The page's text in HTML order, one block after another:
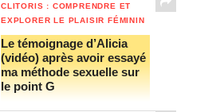
CLITORIS : COMPRENDRE ET
EXPLORER LE PLAISIR FÉMININ
Le témoignage d’Alicia
(vidéo) après avoir essayé
ma méthode sexuelle sur
le point G